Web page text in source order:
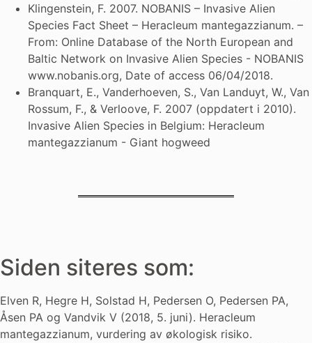
Klingenstein, F. 2007. NOBANIS – Invasive Alien
Species Fact Sheet – Heracleum mantegazzianum. –
From: Online Database of the North European and
Baltic Network on Invasive Alien Species - NOBANIS
www.nobanis.org, Date of access 06/04/2018.
Branquart, E., Vanderhoeven, S., Van Landuyt, W., Van
Rossum, F., & Verloove, F. 2007 (oppdatert i 2010).
Invasive Alien Species in Belgium: Heracleum
mantegazzianum - Giant hogweed
Siden siteres som:
Elven R, Hegre H, Solstad H, Pedersen O, Pedersen PA,
Åsen PA og Vandvik V (2018, 5. juni). Heracleum
mantegazzianum, vurdering av økologisk risiko.